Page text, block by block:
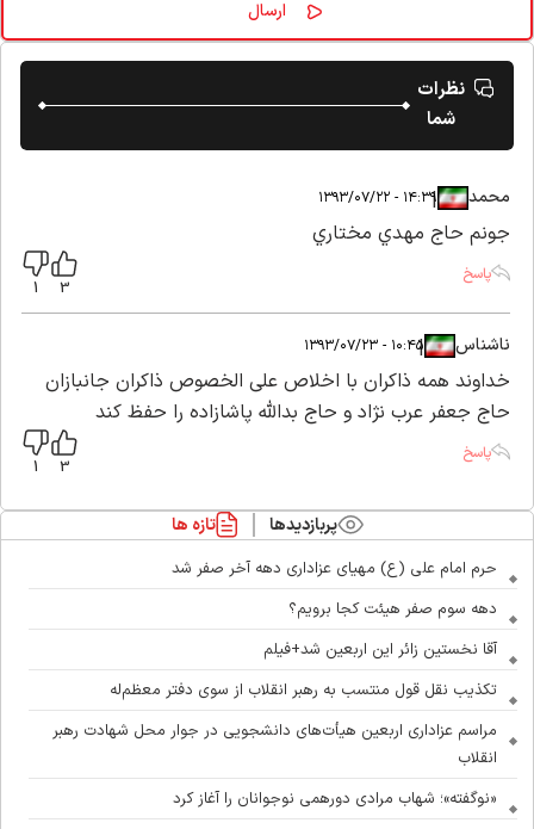
نظرات
شما
محمد|
|۱۴:۳۹ - ۱۳۹۳/۰۷/۲۲
جونم حاج مهدي مختاري
پاسخ
ناشناس|
|۱۰:۴۵ - ۱۳۹۳/۰۷/۲۳
خداوند همه ذاکران با اخلاص علی الخصوص ذاکران جانبازان
حاج جعفر عرب نژاد و حاج بدالله پاشازاده را حفظ کند
پاسخ
پربازدیدها تازه ها
حرم امام علی (ع) مهیای عزاداری دهه آخر صفر شد
دهه سوم صفر هیئت کجا برویم؟
آقا نخستین زائر این اربعین شد+فیلم
تکذیب نقل قول منتسب به رهبر انقلاب از سوی دفتر معظم‌له
مراسم عزاداری اربعین هیأت‌های دانشجویی در جوار محل شهادت رهبر
انقلاب
«نوگفته»؛ شهاب مرادی دورهمی نوجوانان را آغاز کرد